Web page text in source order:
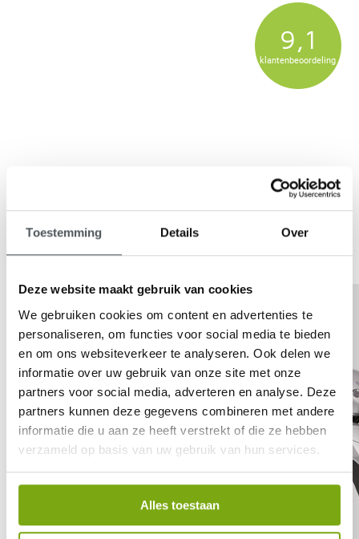
Toestemming Details Over
Deze website maakt gebruik van cookies
We gebruiken cookies om content en advertenties te
personaliseren, om functies voor social media te bieden
en om ons websiteverkeer te analyseren. Ook delen we
informatie over uw gebruik van onze site met onze
partners voor social media, adverteren en analyse. Deze
partners kunnen deze gegevens combineren met andere
informatie die u aan ze heeft verstrekt of die ze hebben
verzameld op basis van uw gebruik van hun services.
Alles toestaan
9,1
klantenbeoordeling